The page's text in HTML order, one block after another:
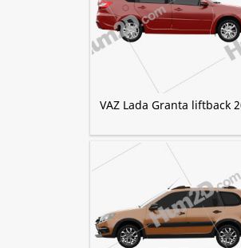
VAZ Lada Granta liftback